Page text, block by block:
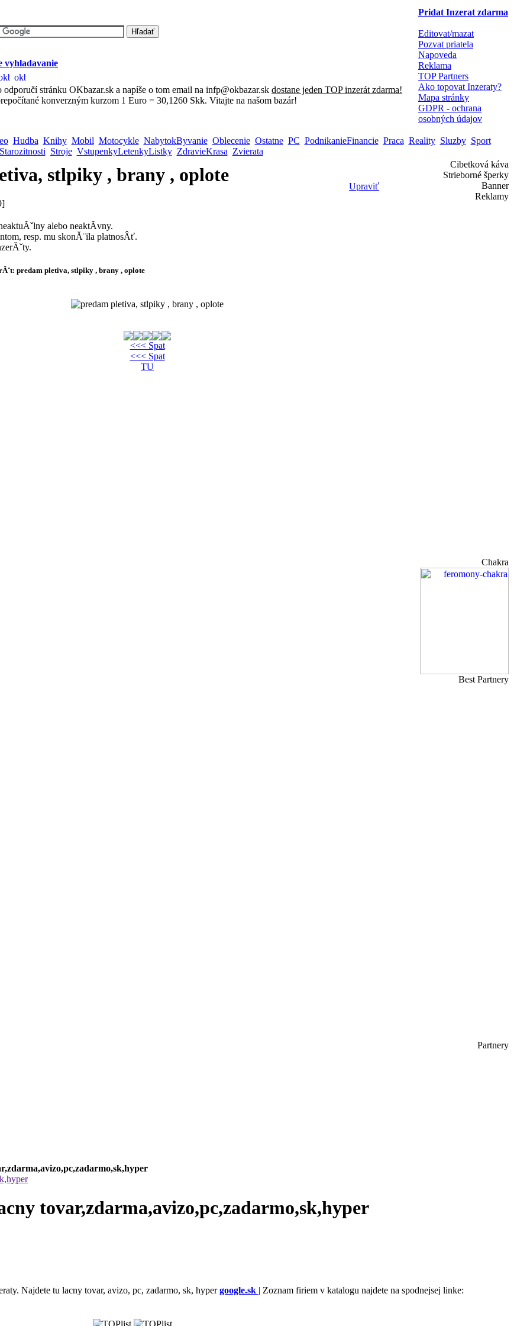
vyhladavanie
stránku OKbazar.sk a napíše o tom email na infp@okbazar.sk dostane jeden TOP inzerát zdarma!
konverzným kurzom 1 Euro = 30,1260 Skk. Vitajte na našom bazár!
Pridat Inzerat zdarma
Editovat/mazat
Pozvat priatela
Napoveda
Reklama
TOP Partners
Ako topovat Inzeraty?
Mapa stránky
GDPR - ochrana
osobných údajov
Hudba Knihy Mobil Motocykle NabytokByvanie Oblecenie Ostatne PC PodnikanieFinancie Praca Reality Sluzby Sport
Stroje VstupenkyLetenkyListky ZdravieKrasa Zvierata
stlpiky , brany , oplote
Upraviť
alebo neaktĂ­vny.
resp. mu skonĂ¨ila platnosÂť.
predam pletiva, stlpiky , brany , oplote
<<< Spat
<<< Spat
TU
Cibetková káva
Strieborné šperky
Banner
Reklamy
Chakra
Best Partnery
Partnery
tovar,zdarma,avizo,pc,zadarmo,sk,hyper
Najdete tu lacny tovar, avizo, pc, zadarmo, sk, hypergoogle.sk | Zoznam firiem v katalogu najdete na spodnejsej linke: